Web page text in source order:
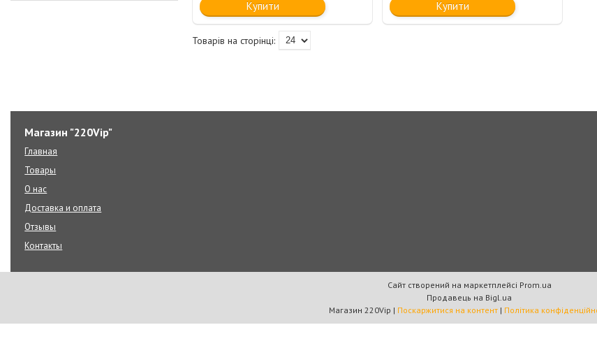
Купити Купити
Магазин "220Vip"
Главная
Товары
О нас
Доставка и оплата
Отзывы
Контакты
Сайт створений на маркетплейсі Prom.ua
Продавець на Bigl.ua
Магазин 220Vip | Поскаржитися на контент | Політика